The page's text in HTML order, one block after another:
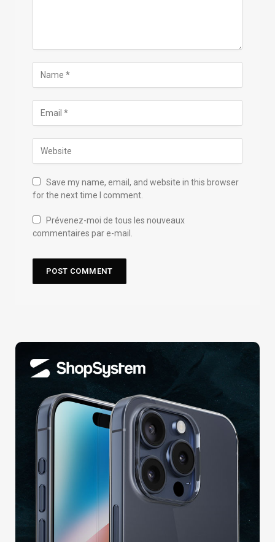
Save my name, email, and website in this browser
for the next time I comment.
Prévenez-moi de tous les nouveaux
commentaires par e-mail.